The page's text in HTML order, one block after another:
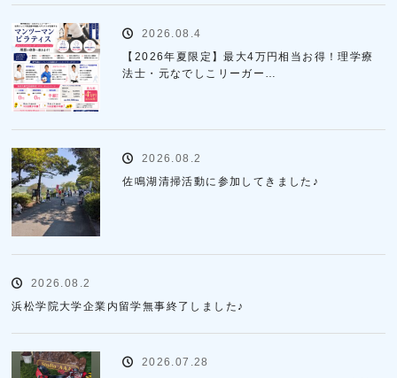
2026.08.4
【2026年夏限定】最大4万円相当お得！理学療
法士・元なでしこリーガー…
2026.08.2
佐鳴湖清掃活動に参加してきました♪
2026.08.2
浜松学院大学企業内留学無事終了しました♪
2026.07.28